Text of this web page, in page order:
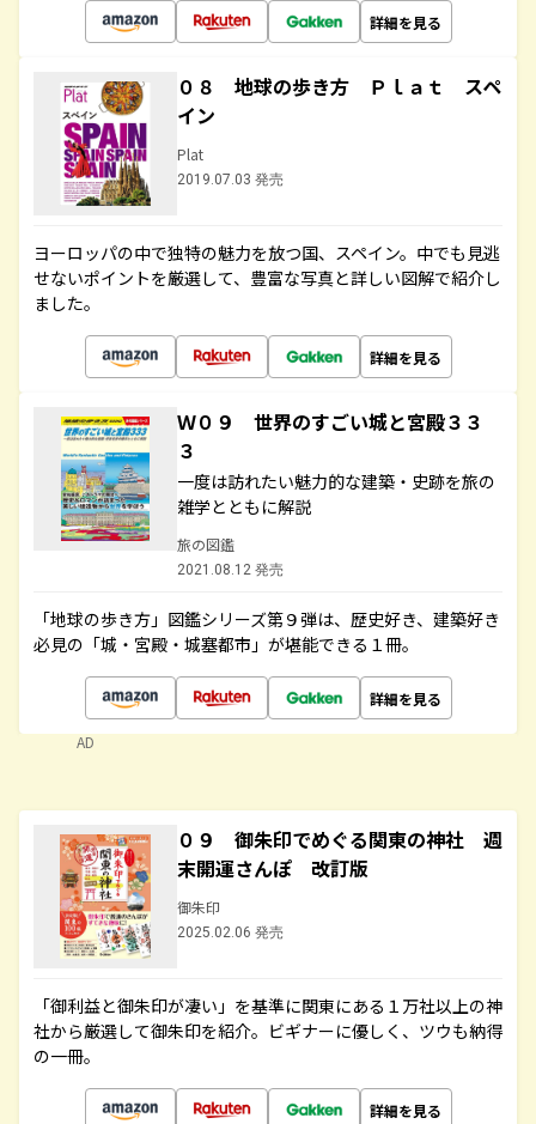
詳細を見る
０８ 地球の歩き方 Ｐｌａｔ スペ
イン
Plat
2019.07.03 発売
ヨーロッパの中で独特の魅力を放つ国、スペイン。中でも見逃
せないポイントを厳選して、豊富な写真と詳しい図解で紹介し
ました。
詳細を見る
Ｗ０９ 世界のすごい城と宮殿３３
３
一度は訪れたい魅力的な建築・史跡を旅の
雑学とともに解説
旅の図鑑
2021.08.12 発売
「地球の歩き方」図鑑シリーズ第９弾は、歴史好き、建築好き
必見の「城・宮殿・城塞都市」が堪能できる１冊。
詳細を見る
AD
０９ 御朱印でめぐる関東の神社 週
末開運さんぽ 改訂版
御朱印
2025.02.06 発売
「御利益と御朱印が凄い」を基準に関東にある１万社以上の神
社から厳選して御朱印を紹介。ビギナーに優しく、ツウも納得
の一冊。
詳細を見る